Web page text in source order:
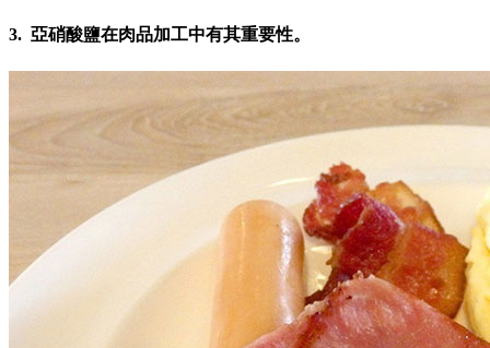
3. 亞硝酸鹽在肉品加工中有其重要性。